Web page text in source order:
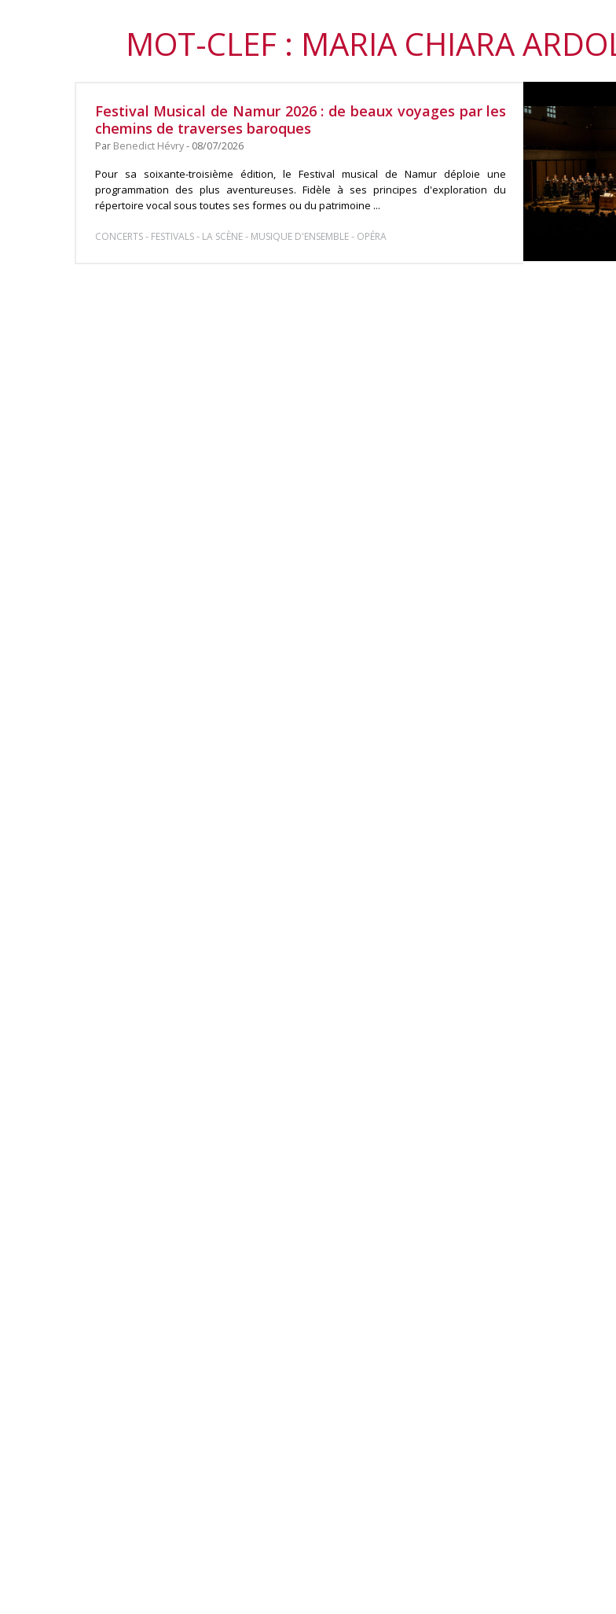
MOT-CLEF : MARIA CHIARA
Festival Musical de Namur 2026 : de beaux voyages par les
chemins de traverses baroques
Par Benedict Hévry- 08/07/2026
Pour sa soixante-troisième édition, le Festival musical de Namur déploie une
programmation des plus aventureuses. Fidèle à ses principes d'exploration du
répertoire vocal sous toutes ses formes ou du patrimoine ...
CONCERTS- FESTIVALS- LA SCÈNE- MUSIQUE D'ENSEMBLE- OPÉRA